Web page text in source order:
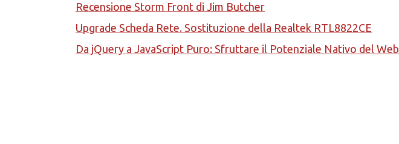
Recensione Storm Front di Jim Butcher
Upgrade Scheda Rete. Sostituzione della Realtek RTL8822CE
Da jQuery a JavaScript Puro: Sfruttare il Potenziale Nativo del Web